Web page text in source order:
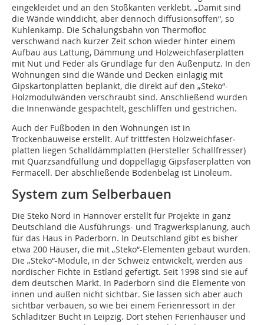
eingekleidet und an den Stoßkanten verklebt. „Damit sind
die Wände winddicht, aber dennoch diffusionsoffen“, so
Kuhlenkamp. Die Schalungsbahn von Thermofloc
verschwand nach kurzer Zeit schon wieder hinter einem
Aufbau aus Lattung, Dämmung und Holzweichfaserplatten
mit Nut und Feder als Grundlage für den Außenputz. In den
Wohnungen sind die Wände und Decken einlagig mit
Gipskartonplatten beplankt, die direkt auf den „Steko“-
Holzmodulwänden verschraubt sind. Anschließend wurden
die Innenwände gespachtelt, geschliffen und gestrichen.
Auch der Fußboden in den Wohnungen ist in
Trockenbauweise erstellt. Auf trittfesten Holzweichfaser­
platten liegen Schalldämmplatten (Hersteller Schallfresser)
mit Quarzsandfüllung und doppellagig Gipsfaserplatten von
Fermacell. Der abschließende Bodenbelag ist Linoleum.
System zum Selberbauen
Die Steko Nord in Hannover erstellt für Projekte in ganz
Deutschland die Ausführungs- und Tragwerksplanung, auch
für das Haus in Paderborn. In Deutschland gibt es bisher
etwa 200 Häuser, die mit „Steko“-Elementen gebaut wurden.
Die „Steko“-Module, in der Schweiz entwickelt, werden aus
nordischer Fichte in Estland gefertigt. Seit 1998 sind sie auf
dem deutschen Markt. In Paderborn sind die Elemente von
innen und außen nicht sichtbar. Sie lassen sich aber auch
sichtbar verbauen, so wie bei einem Ferienressort in der
Schladitzer Bucht in Leipzig. Dort stehen Ferienhäuser und